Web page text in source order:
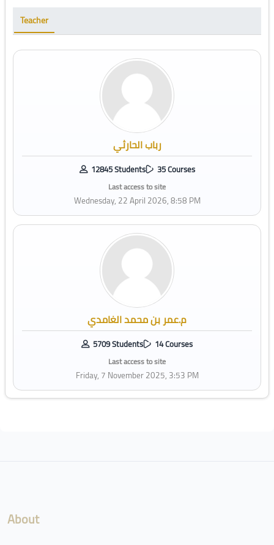
Teacher
رباب الحارثي
12845 Students 35 Courses
Last access to site
Wednesday, 22 April 2026, 8:58 PM
م.عمر بن محمد الغامدي
5709 Students 14 Courses
Last access to site
Friday, 7 November 2025, 3:53 PM
About